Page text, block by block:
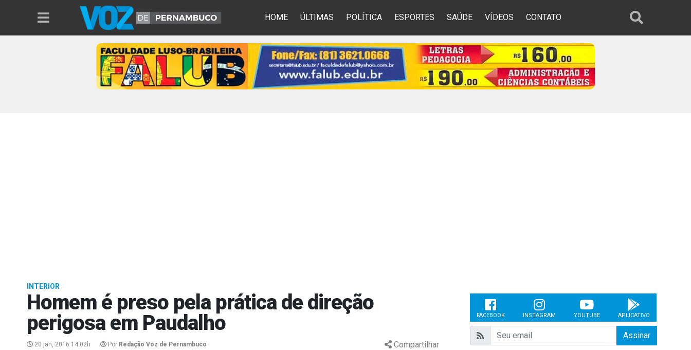
HOME ÚLTIMAS POLÍTICA ESPORTES SAÚDE VÍDEOS CONTATO
INTERIOR
Homem é preso pela prática de direção
perigosa em Paudalho
20 jan, 2016 14:02h Por Redação Voz de Pernambuco Compartilhar
FACEBOOK INSTAGRAM YOUTUBE APLICATIVO
Assinar